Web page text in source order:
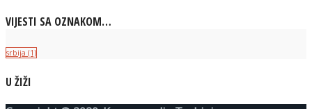
VIJESTI SA OZNAKOM…
srbija (1)
U ŽIŽI